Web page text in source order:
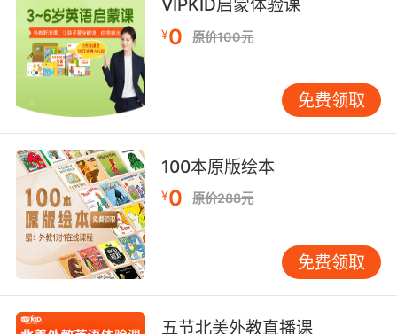
VIPKID启蒙体验课
¥0 原价100元
免费领取
100本原版绘本
¥0 原价288元
免费领取
五节北美外教直播课